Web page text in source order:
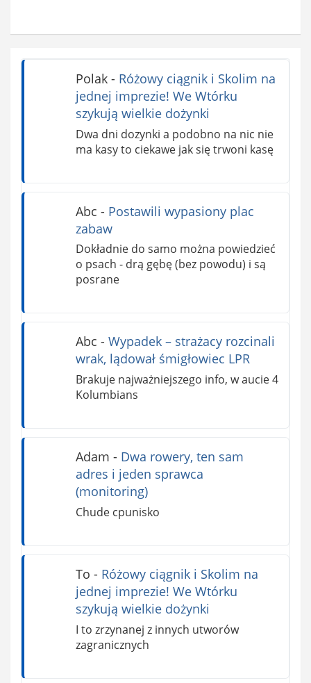
Polak- Różowy ciągnik i Skolim na
jednej imprezie! We Wtórku
szykują wielkie dożynki
Dwa dni dozynki a podobno na nic nie
ma kasy to ciekawe jak się trwoni kasę
Abc - Postawili wypasiony plac
zabaw
Dokładnie do samo można powiedzieć
o psach - drą gębę (bez powodu) i są
posrane
Abc - Wypadek – strażacy rozcinali
wrak, lądował śmigłowiec LPR
Brakuje najważniejszego info, w aucie 4
Kolumbians
Adam - Dwa rowery, ten sam
adres i jeden sprawca
(monitoring)
Chude cpunisko
To - Różowy ciągnik i Skolim na
jednej imprezie! We Wtórku
szykują wielkie dożynki
I to zrzynanej z innych utworów
zagranicznych